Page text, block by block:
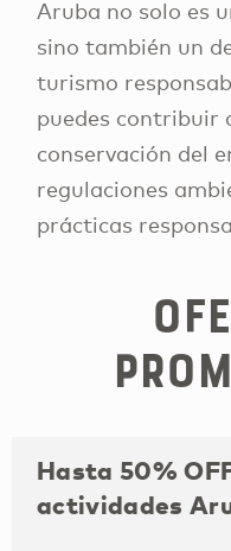
Aruba no solo es
sino también un
turismo
puedes contribuir
conservación del
regulaciones
prácticas
Hasta 50%
actividades